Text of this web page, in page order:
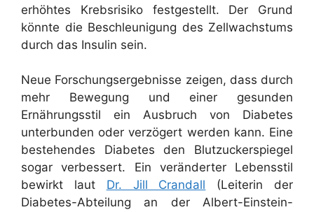
erhöhtes Krebsrisiko festgestellt. Der Grund
könnte die Beschleunigung des Zellwachstums
durch das Insulin sein.
Neue Forschungsergebnisse zeigen, dass durch
mehr Bewegung und einer gesunden
Ernährungsstil ein Ausbruch von Diabetes
unterbunden oder verzögert werden kann. Eine
bestehendes Diabetes den Blutzuckerspiegel
sogar verbessert. Ein veränderter Lebensstil
bewirkt laut Dr. Jill Crandall (Leiterin der
Diabetes-Abteilung an der Albert-Einstein-